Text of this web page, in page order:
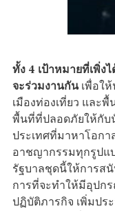
ทั้ง 4 เป้าหมายที่เพิ่ง
จะร่วมงานกันเพื่อให้
เมืองท่องเที่ยว และ
พื้นที่ที่ปลอดภัยให้กับ
ประเทศที่มาหาโอก
อาชญากรรมทุกรูปแ
รัฐบาลชุดนี้ให้การส
การที่จะทำให้มีอุปก
ปฏิบัติภารกิจ เพิ่มปร